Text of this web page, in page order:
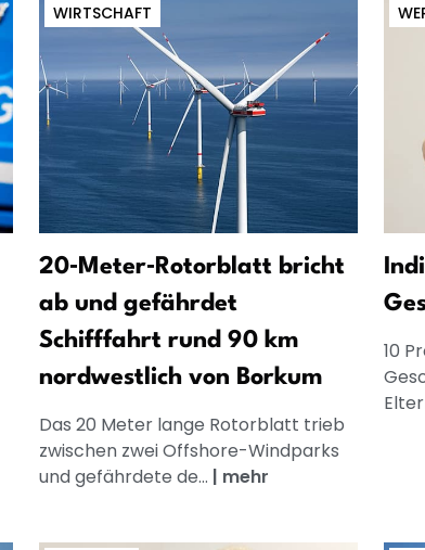
WIRTSCHAFT
20‑Meter‑Rotorblatt bricht
ab und gefährdet
Schifffahrt rund 90 km
nordwestlich von Borkum
Das 20 Meter lange Rotorblatt trieb
zwischen zwei Offshore-Windparks
und gefährdete de... | mehr
10